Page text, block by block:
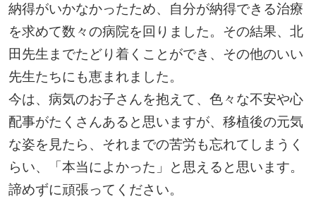
納得がいかなかったため、自分が納得できる治療
を求めて数々の病院を回りました。その結果、北
田先生までたどり着くことができ、その他のいい
先生たちにも恵まれました。
今は、病気のお子さんを抱えて、色々な不安や心
配事がたくさんあると思いますが、移植後の元気
な姿を見たら、それまでの苦労も忘れてしまうく
らい、「本当によかった」と思えると思います。
諦めずに頑張ってください。